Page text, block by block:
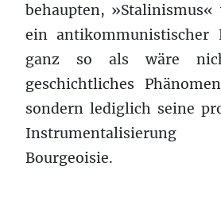
behaupten,
ein antikommunistischer
ganz so als wäre
geschichtliches
sondern lediglich seine
Bourgeoisie.